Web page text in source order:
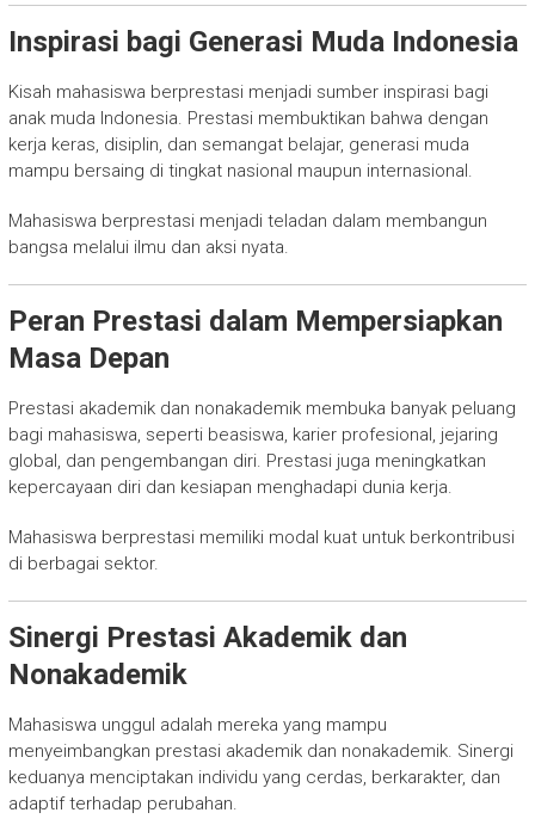
Inspirasi bagi Generasi Muda Indonesia
Kisah mahasiswa berprestasi menjadi sumber inspirasi bagi
anak muda Indonesia. Prestasi membuktikan bahwa dengan
kerja keras, disiplin, dan semangat belajar, generasi muda
mampu bersaing di tingkat nasional maupun internasional.
Mahasiswa berprestasi menjadi teladan dalam membangun
bangsa melalui ilmu dan aksi nyata.
Peran Prestasi dalam Mempersiapkan
Masa Depan
Prestasi akademik dan nonakademik membuka banyak peluang
bagi mahasiswa, seperti beasiswa, karier profesional, jejaring
global, dan pengembangan diri. Prestasi juga meningkatkan
kepercayaan diri dan kesiapan menghadapi dunia kerja.
Mahasiswa berprestasi memiliki modal kuat untuk berkontribusi
di berbagai sektor.
Sinergi Prestasi Akademik dan
Nonakademik
Mahasiswa unggul adalah mereka yang mampu
menyeimbangkan prestasi akademik dan nonakademik. Sinergi
keduanya menciptakan individu yang cerdas, berkarakter, dan
adaptif terhadap perubahan.